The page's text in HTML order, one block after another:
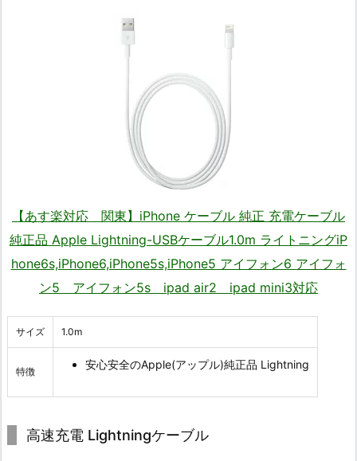
【あす楽対応 関東】iPhone ケーブル 純正 充電ケーブル
純正品 Apple Lightning-USBケーブル1.0m ライトニングiP
hone6s,iPhone6,iPhone5s,iPhone5 アイフォン6 アイフォ
ン5 アイフォン5s ipad air2 ipad mini3対応
サイズ 1.0m
特徴
安心安全のApple(アップル)純正品 Lightning
高速充電 Lightningケーブル